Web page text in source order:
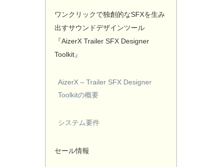
ワンクリックで独創的なSFXを生み
出すサウンドデザインツール
『AizerX Trailer SFX Designer
Toolkit』
AizerX – Trailer SFX Designer
Toolkitの概要
システム要件
セール情報